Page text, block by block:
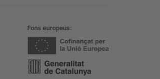
Fons europeus